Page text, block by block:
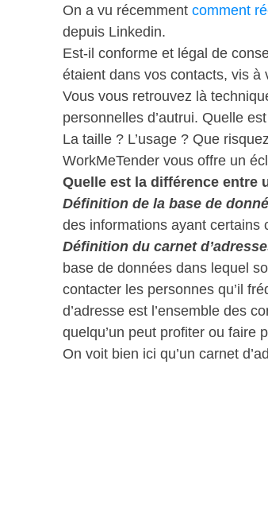
On a vu récemment comment
depuis Linkedin.
Est-il conforme et légal de
étaient dans vos contacts, vis à
Vous vous retrouvez là
personnelles d’autrui. Quelle
La taille ? L’usage ? Que
WorkMeTender vous offre un
Quelle est la différence entre
Définition de la base de
des informations ayant certains
Définition du carnet
base de données dans lequel
contacter les personnes qu’il
d’adresse est l’ensemble des
quelqu’un peut profiter ou faire
On voit bien ici qu’un carnet